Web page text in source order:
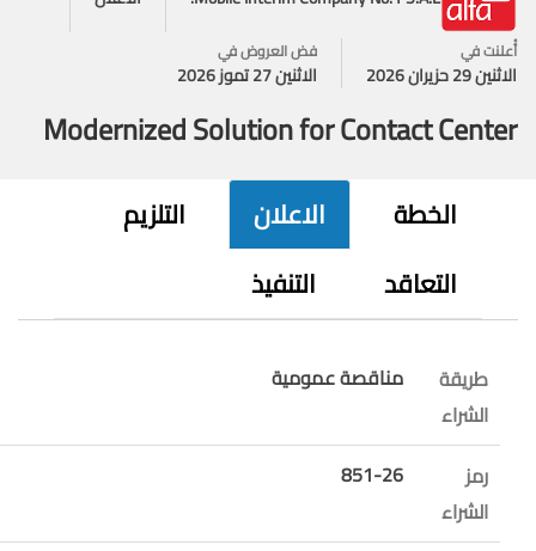
في
29 حزيران 2026
فض العروض في
الاثنين 27 تموز 2026
Modernized Solution for Contact
الخطة الاعلان
التلزيم
التعاقد
التنفيذ
طريقة
الشراء
مناقصة عمومية
الشراء
851-26